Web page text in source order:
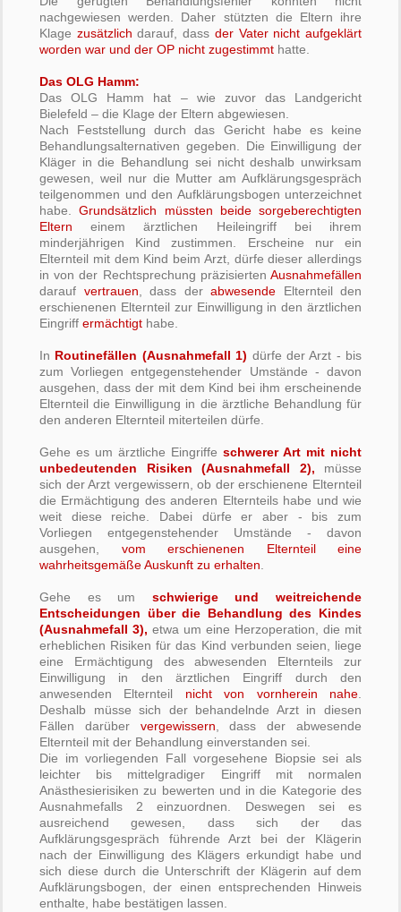
nachgewiesen werden. Daher stützten die Eltern ihre
Klage zusätzlich darauf, dass der Vater nicht aufgeklärt
worden war und der OP nicht zugestimmt hatte.
Das OLG Hamm:
Das OLG Hamm hat – wie zuvor das Landgericht
Bielefeld – die Klage der Eltern abgewiesen.
Nach Feststellung durch das Gericht habe es keine
Behandlungsalternativen gegeben. Die Einwilligung der
Kläger in die Behandlung sei nicht deshalb unwirksam
gewesen, weil nur die Mutter am Aufklärungsgespräch
teilgenommen und den Aufklärungsbogen unterzeichnet
habe.Grundsätzlich müssten beide sorgeberechtigten
Eltern einem ärztlichen Heileingriff bei ihrem
minderjährigen Kind zustimmen. Erscheine nur ein
Elternteil mit dem Kind beim Arzt, dürfe dieser allerdings
in von der Rechtsprechung präzisierten Ausnahmefällen
darauf vertrauen, dass der abwesende Elternteil den
erschienenen Elternteil zur Einwilligung in den ärztlichen
Eingriff ermächtigt habe.
In Routinefällen (Ausnahmefall 1) dürfe der Arzt - bis
zum Vorliegen entgegenstehender Umstände - davon
ausgehen, dass der mit dem Kind bei ihm erscheinende
Elternteil die Einwilligung in die ärztliche Behandlung für
den anderen Elternteil miterteilen dürfe.
Gehe es um ärztliche Eingriffe schwerer Art mit nicht
unbedeutenden Risiken (Ausnahmefall 2), müsse
sich der Arzt vergewissern, ob der erschienene Elternteil
die Ermächtigung des anderen Elternteils habe und wie
weit diese reiche. Dabei dürfe er aber - bis zum
Vorliegen entgegenstehender Umstände - davon
ausgehen, vom erschienenen Elternteil eine
wahrheitsgemäße Auskunft zu erhalten.
Gehe es um schwierige und weitreichende
Entscheidungen über die Behandlung des Kindes
(Ausnahmefall 3), etwa um eine Herzoperation, die mit
erheblichen Risiken für das Kind verbunden seien, liege
eine Ermächtigung des abwesenden Elternteils zur
Einwilligung in den ärztlichen Eingriff durch den
anwesenden Elternteil nicht von vornherein nahe.
Deshalb müsse sich der behandelnde Arzt in diesen
Fällen darüber vergewissern, dass der abwesende
Elternteil mit der Behandlung einverstanden sei.
Die im vorliegenden Fall vorgesehene Biopsie sei als
leichter bis mittelgradiger Eingriff mit normalen
Anästhesierisiken zu bewerten und in die Kategorie des
Ausnahmefalls 2 einzuordnen. Deswegen sei es
ausreichend gewesen, dass sich der das
Aufklärungsgespräch führende Arzt bei der Klägerin
nach der Einwilligung des Klägers erkundigt habe und
sich diese durch die Unterschrift der Klägerin auf dem
Aufklärungsbogen, der einen entsprechenden Hinweis
enthalte, habe bestätigen lassen.